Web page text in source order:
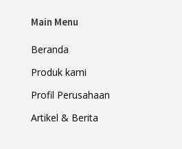
Main Menu
Beranda
Produk kami
Profil Perusahaan
Artikel & Berita